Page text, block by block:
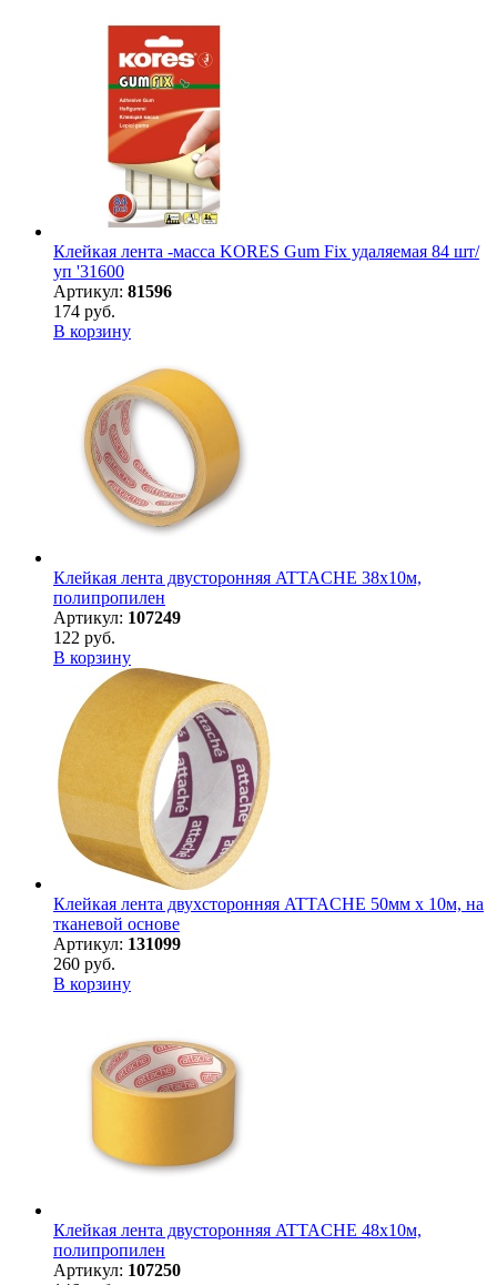
Клейкая лента -масса KORES Gum Fix удаляемая 84 шт/
уп '31600
Артикул: 81596
174 руб.
В корзину
Клейкая лента двусторонняя ATTACHE 38х10м,
полипропилен
Артикул: 107249
122 руб.
В корзину
Клейкая лента двухсторонняя ATTACHE 50мм х 10м, на
тканевой основе
Артикул: 131099
260 руб.
В корзину
Клейкая лента двусторонняя ATTACHE 48х10м,
полипропилен
Артикул: 107250